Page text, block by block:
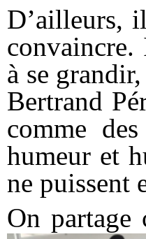
D’ailleurs,
convaincre.
à se
Bertrand
comme
humeur et
ne puissent
On partage